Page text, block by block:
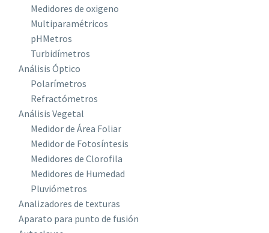
Medidores de oxigeno
Multiparamétricos
pHMetros
Turbidímetros
Análisis Óptico
Polarímetros
Refractómetros
Análisis Vegetal
Medidor de Área Foliar
Medidor de Fotosíntesis
Medidores de Clorofila
Medidores de Humedad
Pluviómetros
Analizadores de texturas
Aparato para punto de fusión